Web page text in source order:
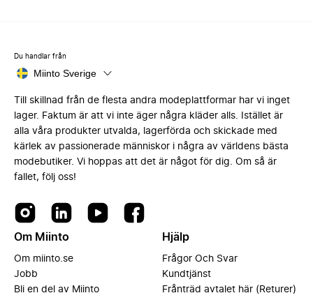
Du handlar från
Miinto Sverige
Till skillnad från de flesta andra modeplattformar har vi inget
lager. Faktum är att vi inte äger några kläder alls. Istället är
alla våra produkter utvalda, lagerförda och skickade med
kärlek av passionerade människor i några av världens bästa
modebutiker. Vi hoppas att det är något för dig. Om så är
fallet, följ oss!
Om Miinto
Om miinto.se
Jobb
Bli en del av Miinto
Hjälp
Frågor Och Svar
Kundtjänst
Frånträd avtalet här (Returer)